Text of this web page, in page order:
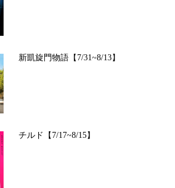
新凱旋門物語【7/31~8/13】
チルド【7/17~8/15】